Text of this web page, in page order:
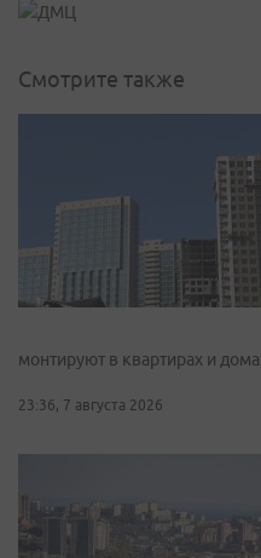
Смотрите также
монтируют в квартирах и
23:36, 7 августа 2026